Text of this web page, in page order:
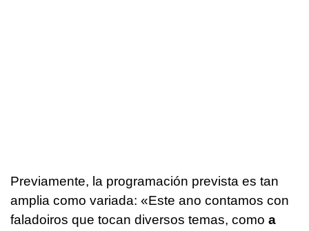
Previamente, la programación prevista es tan
amplia como variada: «Este ano contamos con
faladoiros que tocan diversos temas, como a